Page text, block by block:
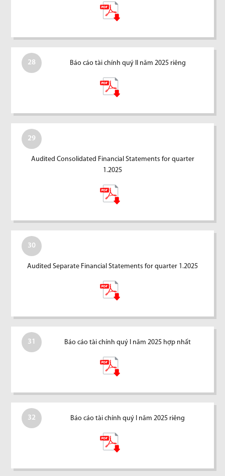
28 Báo cáo tài chính quý II năm 2025 riêng
29
Audited Consolidated Financial Statements for quarter
1.2025
30
Audited Separate Financial Statements for quarter 1.2025
31 Báo cáo tài chính quý I năm 2025 hợp nhất
32 Báo cáo tài chính quý I năm 2025 riêng